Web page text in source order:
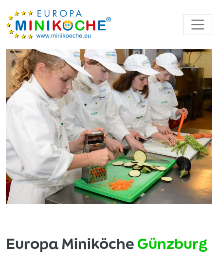
Europa MiniköcheGünzburg